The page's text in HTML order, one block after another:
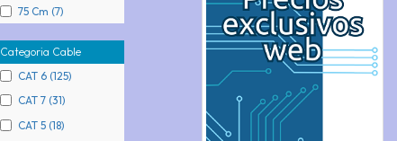
75 Cm (7)
Categoria Cable
CAT 6 (125)
CAT 7 (31)
CAT 5 (18)